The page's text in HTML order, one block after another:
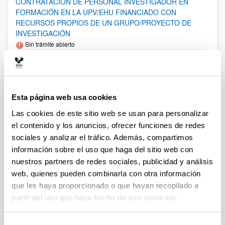
Esta página web usa cookies
Las cookies de este sitio web se usan para personalizar
el contenido y los anuncios, ofrecer funciones de redes
sociales y analizar el tráfico. Además, compartimos
información sobre el uso que haga del sitio web con
nuestros partners de redes sociales, publicidad y análisis
web, quienes pueden combinarla con otra información
que les haya proporcionado o que hayan recopilado a
partir del uso que haya hecho de sus servicios.
FORMACIÓN EN LA UPV/EHU FINANCIADO CON
RECURSOS PROPIOS DE UN GRUPO/PROYECTO DE
INVESTIGACIÓN
Sin trámite abierto
excluídos. Plazo alegaciones: hasta el 18/12/2024. 02/12/2024:
2. 15/11/2024: Listado Provisional de solicitudes admitidas y
excluídas en Fase 2. Plazo de alegaciones: del 18/11/2024 al
29/11/2024 (ambos incluídos). 29/10/2024: Anexo I Fase 2.
Plazo de presentación de solicitudes: del 30/10/2024 al
13/11/2024. 29/10/2024: 2a corrección de errores de la
convocatoria.17/10/2024: Corrección de errores de la
convocatoria. 11/10/2024: Se ha publicado la convocatoria.
Ayudas postdoctorales Ramón y Cajal 2024
Plazo de presentación cerrado (Fecha de fin del plazo de
presentación: 21/01/2025 14:00)